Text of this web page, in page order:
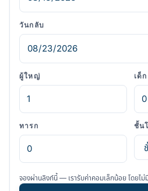
วันกลับ
ผู้ใหญ่ เด็ก
ทารก ชั้น
จองผ่านลิงก์นี้ — เรารับค่าคอมเล็กน้อย โดยไม่